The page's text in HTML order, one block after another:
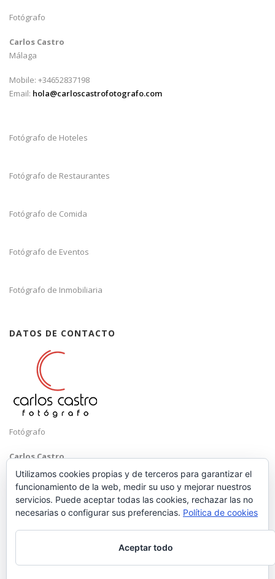
Fotógrafo
Carlos Castro
Málaga
Mobile: +34652837198
Email: hola@carloscastrofotografo.com
Fotógrafo de Hoteles
Fotógrafo de Restaurantes
Fotógrafo de Comida
Fotógrafo de Eventos
Fotógrafo de Inmobiliaria
DATOS DE CONTACTO
Fotógrafo
Carlos Castro
Málaga
Mobile: +34 652 83 71 98
hola@carloscastrofotografo.com
Utilizamos cookies propias y de terceros para garantizar el
funcionamiento de la web, medir su uso y mejorar nuestros
servicios. Puede aceptar todas las cookies, rechazar las no
necesarias o configurar sus preferencias. Política de cookies
Aceptar todo